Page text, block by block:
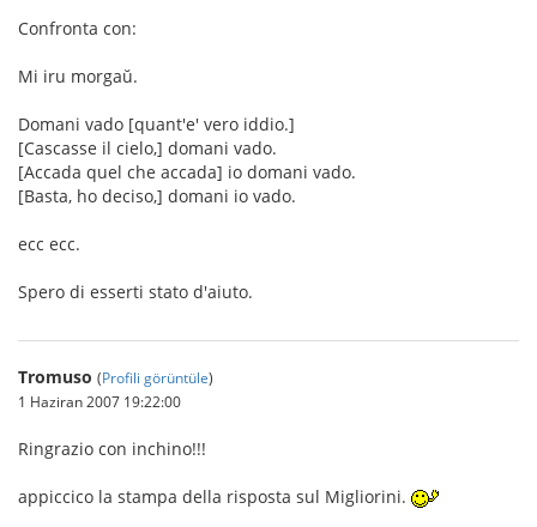
Confronta con:
Mi iru morgaŭ.
Domani vado [quant'e' vero iddio.]
[Cascasse il cielo,] domani vado.
[Accada quel che accada] io domani vado.
[Basta, ho deciso,] domani io vado.
ecc ecc.
Spero di esserti stato d'aiuto.
Tromuso (Profili görüntüle)
1 Haziran 2007 19:22:00
Ringrazio con inchino!!!
appiccico la stampa della risposta sul Migliorini.